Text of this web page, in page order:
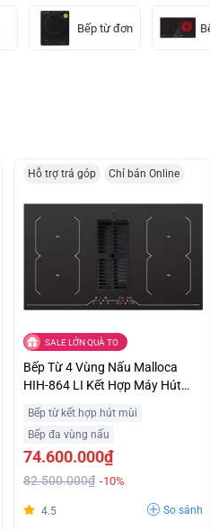
Bếp từ đơn
Hỗ trợ trả góp Chỉ bán Online
SALE LỚN QUÀ TO
Bếp Từ 4 Vùng Nấu Malloca
HIH-864 LI Kết Hợp Máy Hút
Suất
Bếp từ kết hợp hút mùi
Bếp đa vùng nấu
74.600.000₫
82.500.000₫ -10%
4.5 So sánh